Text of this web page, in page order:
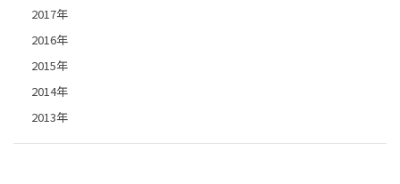
2017年
2016年
2015年
2014年
2013年